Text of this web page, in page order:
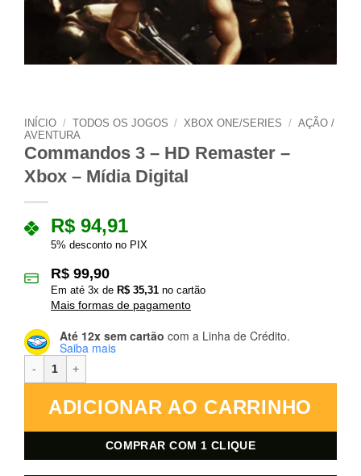
INÍCIO / TODOS OS JOGOS / XBOX ONE/SERIES / AÇÃO /
AVENTURA
Commandos 3 – HD Remaster –
Xbox – Mídia Digital
R$ 94,91
5% desconto no PIX
R$ 99,90
Em até 3x de R$ 35,31 no cartão
Mais formas de pagamento
Até 12x sem cartão com a Linha de Crédito.
Saiba mais
ADICIONAR AO CARRINHO
COMPRAR COM 1 CLIQUE